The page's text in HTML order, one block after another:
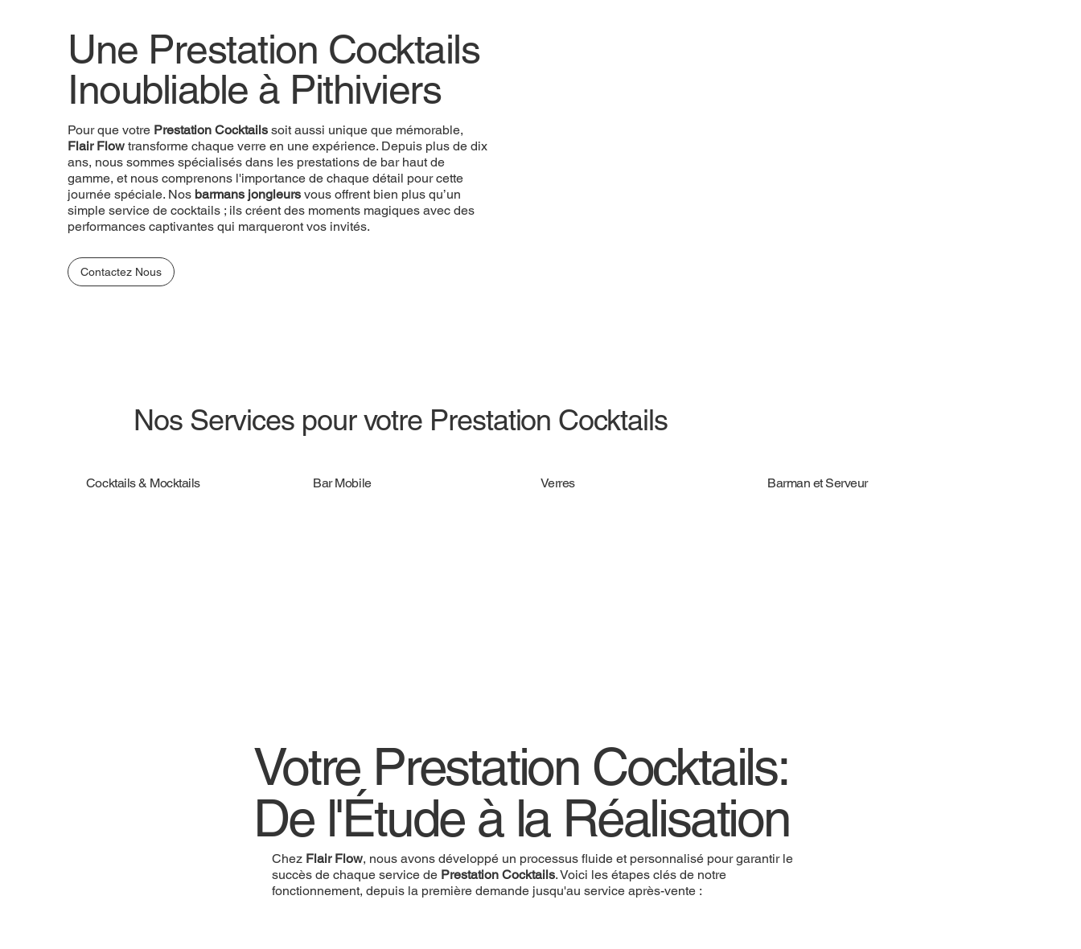
Une Prestation Cocktails
Inoubliable à Pithiviers
Pour que votre Prestation Cocktails soit aussi unique que mémorable,
Flair Flow transforme chaque verre en une expérience. Depuis plus de dix
ans, nous sommes spécialisés dans les prestations de bar haut de
gamme, et nous comprenons l'importance de chaque détail pour cette
journée spéciale. Nos barmans jongleurs vous offrent bien plus qu’un
simple service de cocktails ; ils créent des moments magiques avec des
performances captivantes qui marqueront vos invités.
Contactez Nous
Votre Prestation Cocktails:
De l'Étude à la Réalisation
Chez Flair Flow, nous avons développé un processus fluide et personnalisé pour garantir le
succès de chaque service de Prestation Cocktails. Voici les étapes clés de notre
fonctionnement, depuis la première demande jusqu'au service après-vente :
Nos Services pour votre Prestation Cocktails
Cocktails & Mocktails Bar Mobile Verres Barman et Serveur